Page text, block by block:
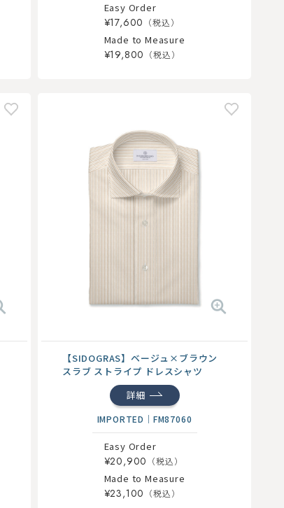
Easy Order
¥17,600
Made to Measure
¥19,800
【SIDOGRAS】ベージュ×ブラウン
スラブ ストライプ ドレスシャツ
詳細
IMPORTED ｜ FM87060
Easy Order
¥20,900
Made to Measure
¥23,100